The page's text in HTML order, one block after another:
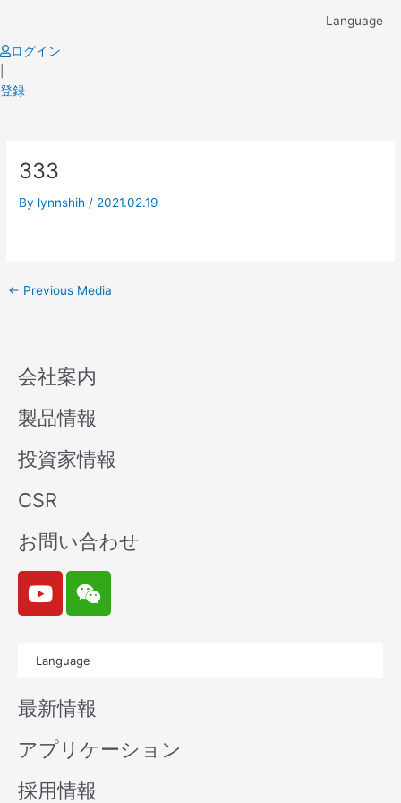
content
Language
ログイン
登録
333
By lynnshih / 2021.02.19
navigation
← Previous Media
会社案内
製品情報
投資家情報
CSR
お問い合わせ
Y
o
u
b
e
W
e
i
n
Language
最新情報
アプリケーション
採用情報